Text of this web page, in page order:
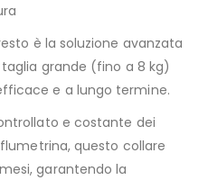
è la soluzione avanzata
grande (fino a 8 kg)
e a lungo termine.
e costante dei
questo collare
garantendo la